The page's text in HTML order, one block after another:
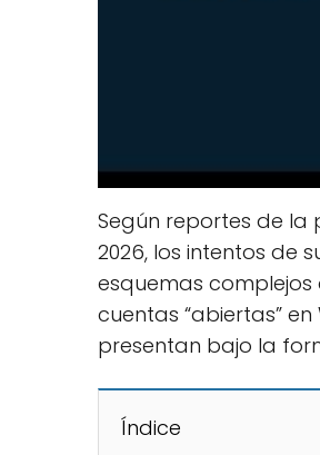
Según reportes de la
2026, los intentos de
esquemas complejos
cuentas “abiertas”
presentan bajo la
Índice